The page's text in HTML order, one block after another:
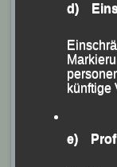
d)
künftige
e)